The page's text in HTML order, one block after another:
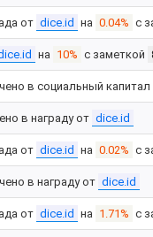
от dice.id на 0.04% с
на 10% с заметкой
в социальный
в награду от dice.id
от dice.id на 0.02% с
в награду от dice.id
от dice.id на 1.71% с